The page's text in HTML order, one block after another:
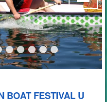
BOAT FESTIVAL U